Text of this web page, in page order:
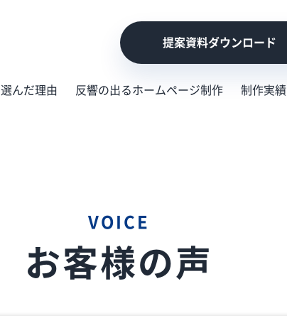
提案資料ダウンロード
選んだ理由 反響の出るホームページ制作 制作実績
VOICE
お客様の声